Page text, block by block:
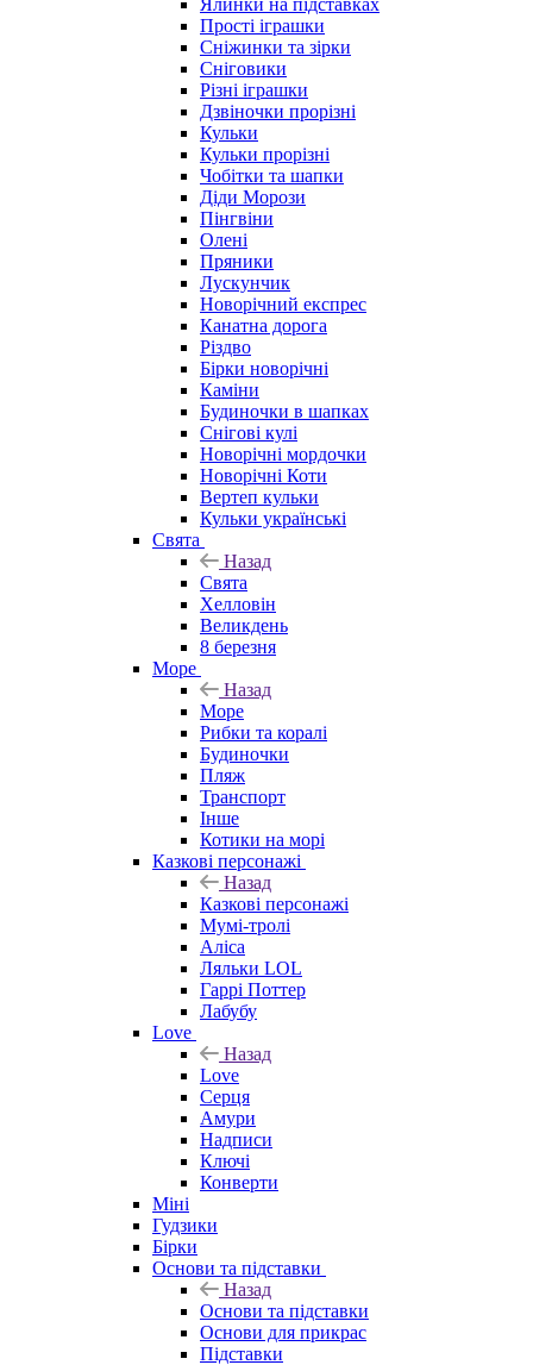
Ялинки на підставках
Прості іграшки
Сніжинки та зірки
Сніговики
Різні іграшки
Дзвіночки прорізні
Кульки
Кульки прорізні
Чобітки та шапки
Діди Морози
Пінгвіни
Олені
Пряники
Лускунчик
Новорічний експрес
Канатна дорога
Різдво
Бірки новорічні
Каміни
Будиночки в шапках
Снігові кулі
Новорічні мордочки
Новорічні Коти
Вертеп кульки
Кульки українські
Свята
Назад
Свята
Хелловін
Великдень
8 березня
Море
Назад
Море
Рибки та коралі
Будиночки
Пляж
Транспорт
Інше
Котики на морі
Казкові персонажі
Назад
Казкові персонажі
Мумі-тролі
Аліса
Ляльки LOL
Гаррі Поттер
Лабубу
Love
Назад
Love
Серця
Амури
Надписи
Ключі
Конверти
Міні
Гудзики
Бірки
Основи та підставки
Назад
Основи та підставки
Основи для прикрас
Підставки